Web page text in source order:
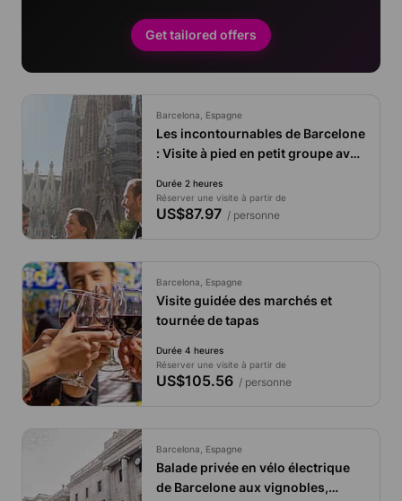
Get tailored offers
Barcelona, Espagne
Les incontournables de Barcelone
: Visite à pied en petit groupe avec
Familia.
Durée 2 heures
Réserver une visite à partir de
US$87.97/ personne
Barcelona, Espagne
Visite guidée des marchés et
tournée de tapas
Durée 4 heures
Réserver une visite à partir de
US$105.56/ personne
Barcelona, Espagne
Balade privée en vélo électrique
de Barcelone aux vignobles,